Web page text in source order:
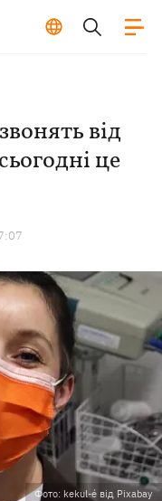
від
це
Фото: kekul-é від Pixabay